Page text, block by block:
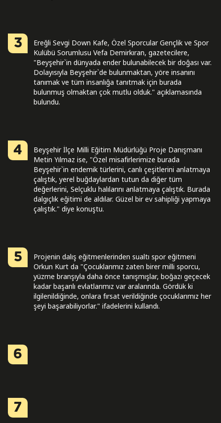
3
Ereğli Sevgi Down Kafe, Özel Sporcular Gençlik ve Spor
Kulübü Sorumlusu Vefa Demirkıran, gazetecilere,
"Beyşehir`in dünyada ender bulunabilecek bir doğası var.
Dolayısıyla Beyşehir`de bulunmaktan, yöre insanını
tanımak ve tüm insanlığa tanıtmak için burada
bulunmuş olmaktan çok mutlu olduk." açıklamasında
bulundu.
4
Beyşehir İlçe Milli Eğitim Müdürlüğü Proje Danışmanı
Metin Yılmaz ise, "Özel misafirlerimize burada
Beyşehir`in endemik türlerini, canlı çeşitlerini anlatmaya
çalıştık, yerel buğdaylardan tutun da diğer tüm
değerlerini, Selçuklu halılarını anlatmaya çalıştık. Burada
dalgıçlık eğitimi de aldılar. Güzel bir ev sahipliği yapmaya
çalıştık." diye konuştu.
5
Projenin dalış eğitmenlerinden sualtı spor eğitmeni
Orkun Kurt da "Çocuklarımız zaten birer milli sporcu,
yüzme branşıyla daha önce tanışmışlar, boğazı geçecek
kadar başarılı evlatlarımız var aralarında. Gördük ki
ilgilenildiğinde, onlara fırsat verildiğinde çocuklarımız her
şeyi başarabiliyorlar." ifadelerini kullandı.
6
7